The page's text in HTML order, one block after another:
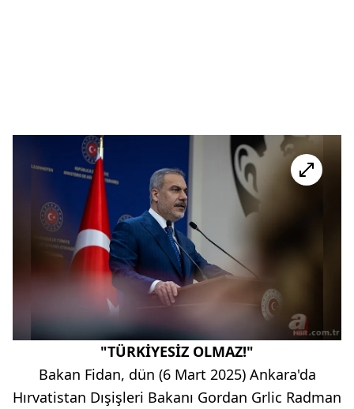
"TÜRKİYESİZ OLMAZ!"
Bakan Fidan, dün (6 Mart 2025) Ankara'da
Hırvatistan Dışişleri Bakanı Gordan Grlic Radman